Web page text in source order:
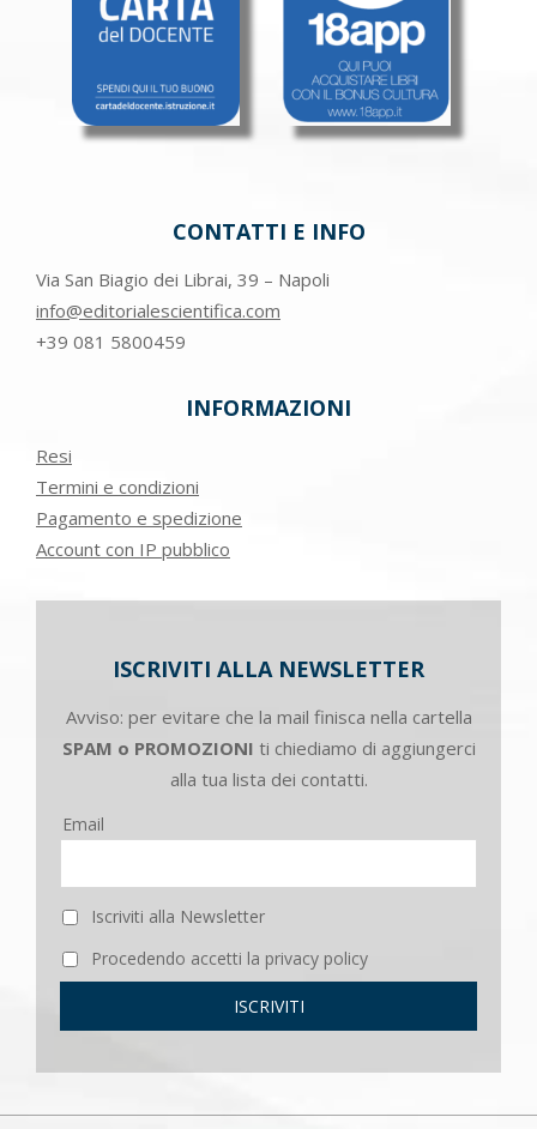
CONTATTI E INFO
Via San Biagio dei Librai, 39 – Napoli
info@editorialescientifica.com
+39 081 5800459
INFORMAZIONI
Resi
Termini e condizioni
Pagamento e spedizione
Account con IP pubblico
ISCRIVITI ALLA NEWSLETTER
Avviso: per evitare che la mail finisca nella cartella
SPAM o PROMOZIONI ti chiediamo di aggiungerci
alla tua lista dei contatti.
Email
Iscriviti alla Newsletter
Procedendo accetti la privacy policy